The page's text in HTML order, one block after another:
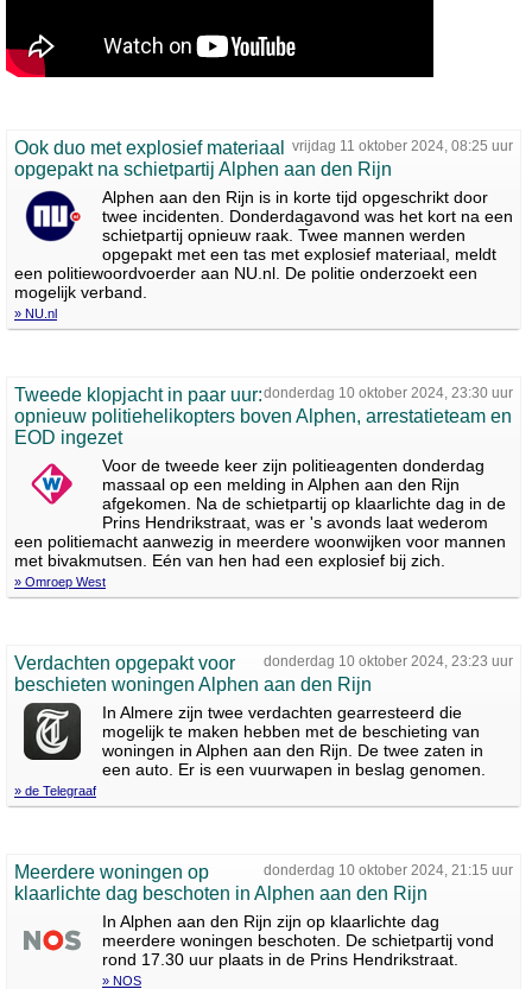
vrijdag 11 oktober 2024, 08:25 uur
Ook duo met explosief materiaal
opgepakt na schietpartij Alphen aan den Rijn
Alphen aan den Rijn is in korte tijd opgeschrikt door
twee incidenten. Donderdagavond was het kort na een
schietpartij opnieuw raak. Twee mannen werden
opgepakt met een tas met explosief materiaal, meldt
een politiewoordvoerder aan NU.nl. De politie onderzoekt een
mogelijk verband.
» NU.nl
donderdag 10 oktober 2024, 23:30 uur
Tweede klopjacht in paar uur:
opnieuw politiehelikopters boven Alphen, arrestatieteam en
EOD ingezet
Voor de tweede keer zijn politieagenten donderdag
massaal op een melding in Alphen aan den Rijn
afgekomen. Na de schietpartij op klaarlichte dag in de
Prins Hendrikstraat, was er 's avonds laat wederom
een politiemacht aanwezig in meerdere woonwijken voor mannen
met bivakmutsen. Eén van hen had een explosief bij zich.
» Omroep West
donderdag 10 oktober 2024, 23:23 uur
Verdachten opgepakt voor
beschieten woningen Alphen aan den Rijn
In Almere zijn twee verdachten gearresteerd die
mogelijk te maken hebben met de beschieting van
woningen in Alphen aan den Rijn. De twee zaten in
een auto. Er is een vuurwapen in beslag genomen.
» de Telegraaf
donderdag 10 oktober 2024, 21:15 uur
Meerdere woningen op
klaarlichte dag beschoten in Alphen aan den Rijn
In Alphen aan den Rijn zijn op klaarlichte dag
meerdere woningen beschoten. De schietpartij vond
rond 17.30 uur plaats in de Prins Hendrikstraat.
» NOS